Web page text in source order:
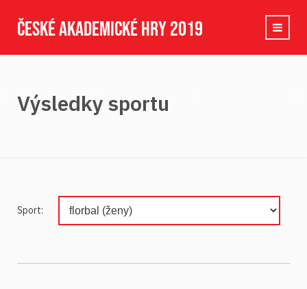
ČESKÉ AKADEMICKÉ HRY 2019
Výsledky sportu
Sport: